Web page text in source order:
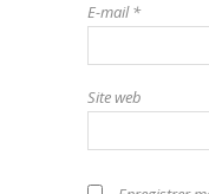
E-mail*
Site web